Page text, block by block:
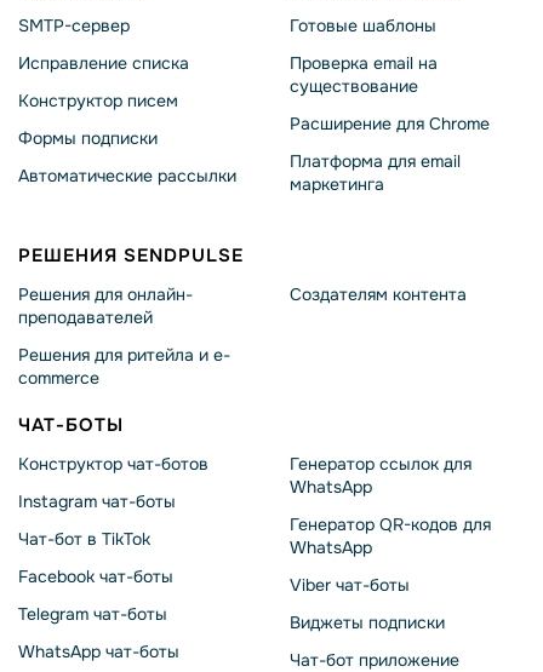
SMTP-сервер
Исправление списка
Конструктор писем
Формы подписки
Автоматические рассылки
Готовые шаблоны
Проверка email на
существование
Расширение для Chrome
Платформа для email
маркетинга
РЕШЕНИЯ SENDPULSE
Решения для онлайн-
преподавателей
Решения для ритейла и e-
commerce
Создателям контента
ЧАТ-БОТЫ
Конструктор чат-ботов
Instagram чат-боты
Чат-бот в TikTok
Facebook чат-боты
Telegram чат-боты
WhatsApp чат-боты
Генератор ссылок для
WhatsApp
Генератор QR-кодов для
WhatsApp
Viber чат-боты
Виджеты подписки
Чат-бот приложение